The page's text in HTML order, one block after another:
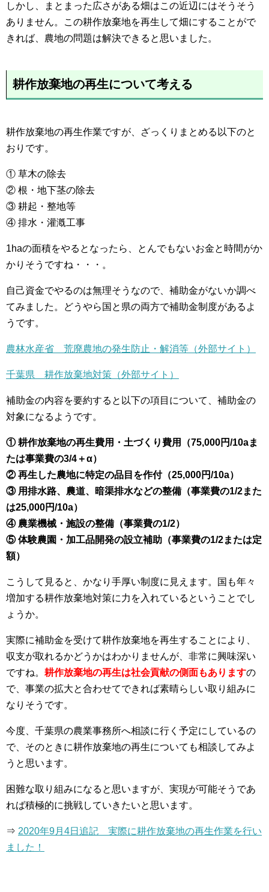
しかし、まとまった広さがある畑はこの近辺にはそうそう
ありません。この耕作放棄地を再生して畑にすることがで
きれば、農地の問題は解決できると思いました。
耕作放棄地の再生について考える
耕作放棄地の再生作業ですが、ざっくりまとめる以下のと
おりです。
① 草木の除去
② 根・地下茎の除去
③ 耕起・整地等
④ 排水・灌漑工事
1haの面積をやるとなったら、とんでもないお金と時間がか
かりそうですね・・・。
自己資金でやるのは無理そうなので、補助金がないか調べ
てみました。どうやら国と県の両方で補助金制度があるよ
うです。
農林水産省 荒廃農地の発生防止・解消等（外部サイト）
千葉県 耕作放棄地対策（外部サイト）
補助金の内容を要約すると以下の項目について、補助金の
対象になるようです。
① 耕作放棄地の再生費用・土づくり費用（75,000円/10aま
たは事業費の3/4＋α）
② 再生した農地に特定の品目を作付（25,000円/10a）
③ 用排水路、農道、暗渠排水などの整備（事業費の1/2また
は25,000円/10a）
④ 農業機械・施設の整備（事業費の1/2）
⑤ 体験農園・加工品開発の設立補助（事業費の1/2または定
額）
こうして見ると、かなり手厚い制度に見えます。国も年々
増加する耕作放棄地対策に力を入れているということでし
ょうか。
実際に補助金を受けて耕作放棄地を再生することにより、
収支が取れるかどうかはわかりませんが、非常に興味深い
ですね。 耕作放棄地の再生は社会貢献の側面もありますの
で、事業の拡大と合わせてできれば素晴らしい取り組みに
なりそうです。
今度、千葉県の農業事務所へ相談に行く予定にしているの
で、そのときに耕作放棄地の再生についても相談してみよ
うと思います。
困難な取り組みになると思いますが、実現が可能そうであ
れば積極的に挑戦していきたいと思います。
⇒ 2020年9月4日追記 実際に耕作放棄地の再生作業を行い
ました！